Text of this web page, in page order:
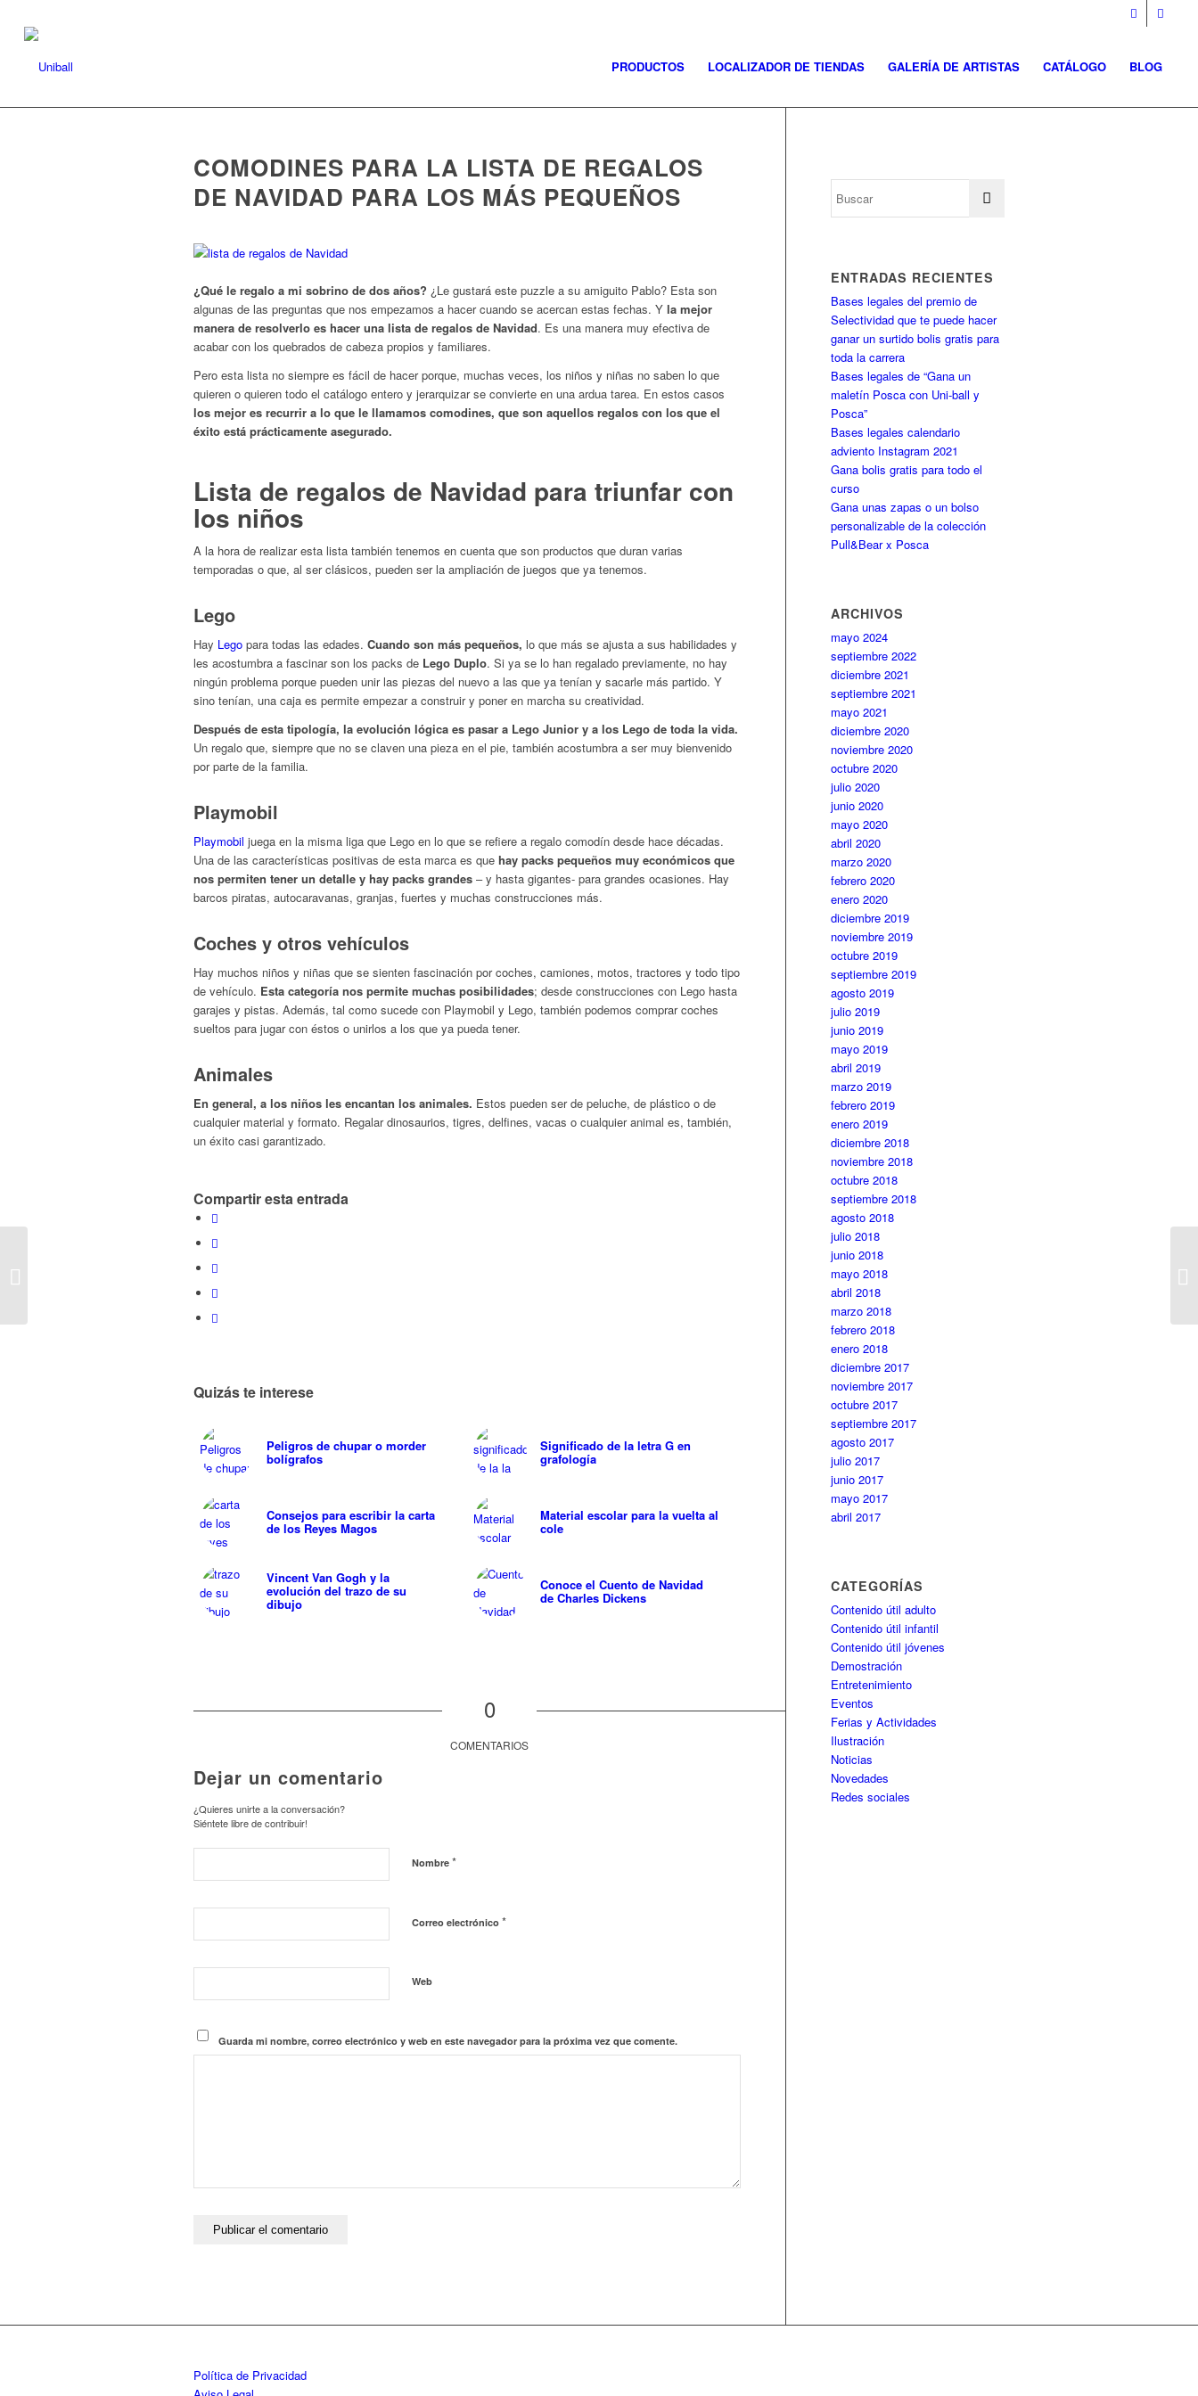
PRODUCTOS LOCALIZADOR DE TIENDAS GALERÍA DE ARTISTAS CATÁLOGO BLOG
COMODINES PARA LA LISTA DE REGALOS
DE NAVIDAD PARA LOS MÁS PEQUEÑOS
¿Qué le regalo a mi sobrino de dos años? ¿Le gustará este puzzle a su amiguito Pablo? Esta son
algunas de las preguntas que nos empezamos a hacer cuando se acercan estas fechas. Y la mejor
manera de resolverlo es hacer una lista de regalos de Navidad. Es una manera muy efectiva de
acabar con los quebrados de cabeza propios y familiares.
Pero esta lista no siempre es fácil de hacer porque, muchas veces, los niños y niñas no saben lo que
quieren o quieren todo el catálogo entero y jerarquizar se convierte en una ardua tarea. En estos casos
los mejor es recurrir a lo que le llamamos comodines, que son aquellos regalos con los que el
éxito está prácticamente asegurado.
Lista de regalos de Navidad para triunfar con
los niños
A la hora de realizar esta lista también tenemos en cuenta que son productos que duran varias
temporadas o que, al ser clásicos, pueden ser la ampliación de juegos que ya tenemos.
Lego
Hay Lego para todas las edades. Cuando son más pequeños, lo que más se ajusta a sus habilidades y
les acostumbra a fascinar son los packs de Lego Duplo. Si ya se lo han regalado previamente, no hay
ningún problema porque pueden unir las piezas del nuevo a las que ya tenían y sacarle más partido. Y
sino tenían, una caja es permite empezar a construir y poner en marcha su creatividad.
Después de esta tipología, la evolución lógica es pasar a Lego Junior y a los Lego de toda la vida.
Un regalo que, siempre que no se claven una pieza en el pie, también acostumbra a ser muy bienvenido
por parte de la familia.
Playmobil
Playmobil juega en la misma liga que Lego en lo que se refiere a regalo comodín desde hace décadas.
Una de las características positivas de esta marca es que hay packs pequeños muy económicos que
nos permiten tener un detalle y hay packs grandes – y hasta gigantes- para grandes ocasiones. Hay
barcos piratas, autocaravanas, granjas, fuertes y muchas construcciones más.
Coches y otros vehículos
Hay muchos niños y niñas que se sienten fascinación por coches, camiones, motos, tractores y todo tipo
de vehículo. Esta categoría nos permite muchas posibilidades; desde construcciones con Lego hasta
garajes y pistas. Además, tal como sucede con Playmobil y Lego, también podemos comprar coches
sueltos para jugar con éstos o unirlos a los que ya pueda tener.
Animales
En general, a los niños les encantan los animales. Estos pueden ser de peluche, de plástico o de
cualquier material y formato. Regalar dinosaurios, tigres, delfines, vacas o cualquier animal es, también,
un éxito casi garantizado.
Compartir esta entrada
Quizás te interese
Peligros de chupar o morder
bolígrafos
Significado de la letra G en
grafología
Consejos para escribir la carta
de los Reyes Magos
Material escolar para la vuelta al
cole
Vincent Van Gogh y la
evolución del trazo de su
dibujo
Conoce el Cuento de Navidad
de Charles Dickens
0
COMENTARIOS
Dejar un comentario
¿Quieres unirte a la conversación?
Siéntete libre de contribuir!
Nombre *
Correo electrónico *
Web
Guarda mi nombre, correo electrónico y web en este navegador para la próxima vez que comente.
ENTRADAS RECIENTES
Bases legales del premio de
Selectividad que te puede hacer
ganar un surtido bolis gratis para
toda la carrera
Bases legales de “Gana un
maletín Posca con Uni-ball y
Posca”
Bases legales calendario
adviento Instagram 2021
Gana bolis gratis para todo el
curso
Gana unas zapas o un bolso
personalizable de la colección
Pull&Bear x Posca
ARCHIVOS
mayo 2024
septiembre 2022
diciembre 2021
septiembre 2021
mayo 2021
diciembre 2020
noviembre 2020
octubre 2020
julio 2020
junio 2020
mayo 2020
abril 2020
marzo 2020
febrero 2020
enero 2020
diciembre 2019
noviembre 2019
octubre 2019
septiembre 2019
agosto 2019
julio 2019
junio 2019
mayo 2019
abril 2019
marzo 2019
febrero 2019
enero 2019
diciembre 2018
noviembre 2018
octubre 2018
septiembre 2018
agosto 2018
julio 2018
junio 2018
mayo 2018
abril 2018
marzo 2018
febrero 2018
enero 2018
diciembre 2017
noviembre 2017
octubre 2017
septiembre 2017
agosto 2017
julio 2017
junio 2017
mayo 2017
abril 2017
CATEGORÍAS
Contenido útil adulto
Contenido útil infantil
Contenido útil jóvenes
Demostración
Entretenimiento
Eventos
Ferias y Actividades
Ilustración
Noticias
Novedades
Redes sociales
Política de Privacidad